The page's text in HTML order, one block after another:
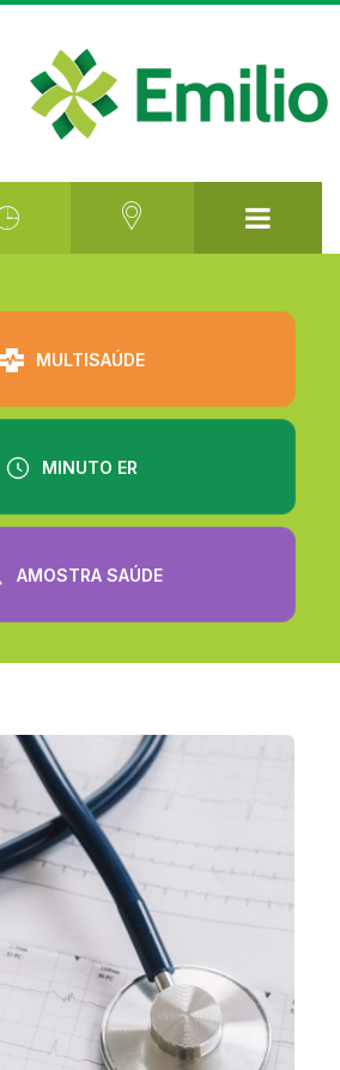
MULTISAÚDE
MINUTO ER
AMOSTRA SAÚDE